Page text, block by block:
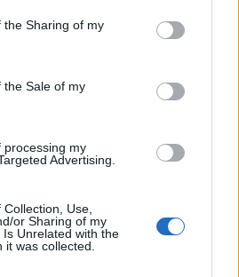
the Sharing of my
the Sale of my
processing my
Advertising.
Use,
or Sharing of my
Unrelated with the
was collected.
ochranářského,
rok vydání: 2021
Hanišová v
zachycuje